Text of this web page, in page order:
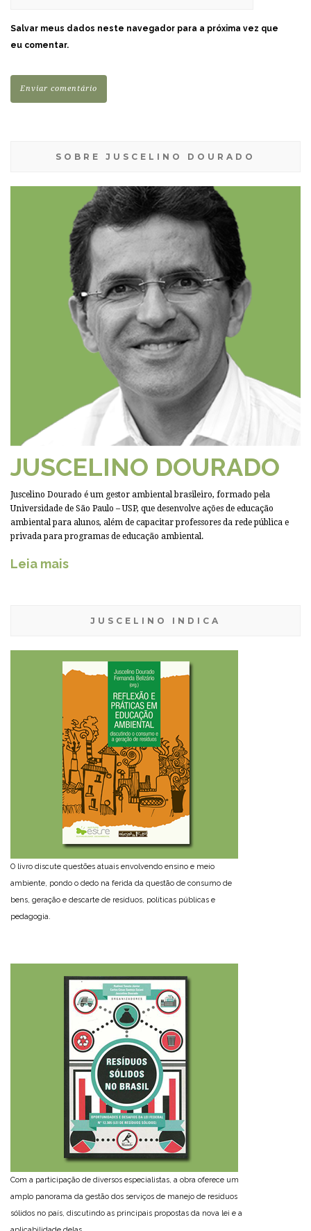
Salvar meus dados neste navegador para a próxima vez que
eu comentar.
SOBRE JUSCELINO DOURADO
JUSCELINO DOURADO
Juscelino Dourado é um gestor ambiental brasileiro, formado pela
Universidade de São Paulo – USP, que desenvolve ações de educação
ambiental para alunos, além de capacitar professores da rede pública e
privada para programas de educação ambiental.
Leia mais
JUSCELINO INDICA
O livro discute questões atuais envolvendo ensino e meio
ambiente, pondo o dedo na ferida da questão de consumo de
bens, geração e descarte de resíduos, políticas públicas e
pedagogia.
Com a participação de diversos especialistas, a obra oferece um
amplo panorama da gestão dos serviços de manejo de resíduos
sólidos no país, discutindo as principais propostas da nova lei e a